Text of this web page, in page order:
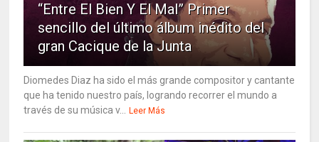
“Entre El Bien Y El Mal” Primer
sencillo del último álbum inédito del
gran Cacique de la Junta
Diomedes Diaz ha sido el más grande compositor y cantante
que ha tenido nuestro país, logrando recorrer el mundo a
través de su música v...
Leer Más